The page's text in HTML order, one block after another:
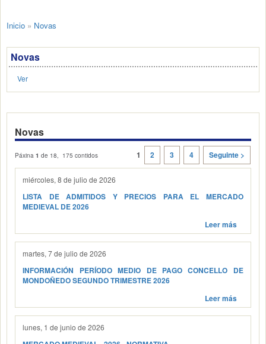
Inicio » Novas
Novas
Ver
Novas
Páxina1 de 18, 175 contidos 1 2 3 4 Seguinte >
miércoles, 8 de julio de 2026
LISTA DE ADMITIDOS Y PRECIOS PARA EL MERCADO
MEDIEVAL DE 2026
Leer más
martes, 7 de julio de 2026
INFORMACIÓN PERÍODO MEDIO DE PAGO CONCELLO DE
MONDOÑEDO SEGUNDO TRIMESTRE 2026
Leer más
lunes, 1 de junio de 2026